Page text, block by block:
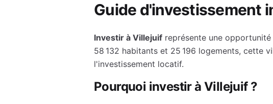
Guide d'investissement
Investir à Villejuif représente une
58 132 habitants et 25 196 logements, cette
l'investissement locatif.
Pourquoi investir à Villejuif?